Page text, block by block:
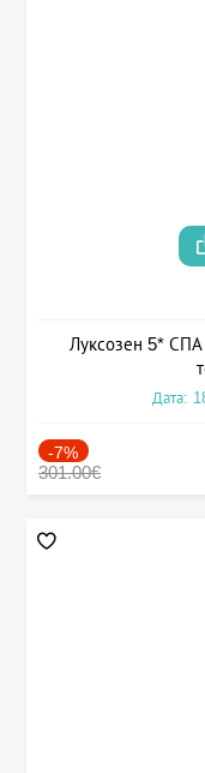
Луксозен 5*
Дата:
-7%
301.00€